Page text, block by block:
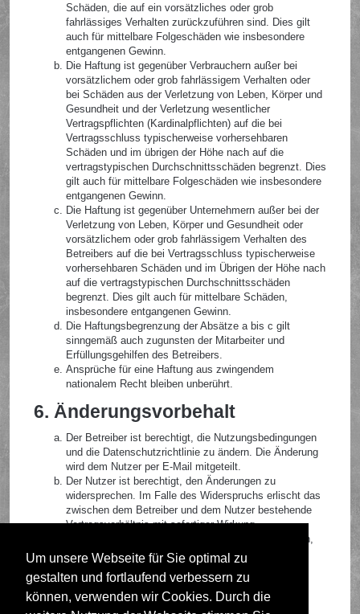
Um unsere Webseite für Sie optimal zu
gestalten und fortlaufend verbessern zu
können, verwenden wir Cookies. Durch die
Schäden, die auf ein vorsätzliches oder grob
fahrlässiges Verhalten zurückzuführen sind. Dies gilt
auch für mittelbare Folgeschäden wie insbesondere
entgangenen Gewinn.
Die Haftung ist gegenüber Verbrauchern außer bei
vorsätzlichem oder grob fahrlässigem Verhalten oder
bei Schäden aus der Verletzung von Leben, Körper und
Gesundheit und der Verletzung wesentlicher
Vertragspflichten (Kardinalpflichten) auf die bei
Vertragsschluss typischerweise vorhersehbaren
Schäden und im übrigen der Höhe nach auf die
vertragstypischen Durchschnittsschäden begrenzt. Dies
gilt auch für mittelbare Folgeschäden wie insbesondere
entgangenen Gewinn.
Die Haftung ist gegenüber Unternehmern außer bei der
Verletzung von Leben, Körper und Gesundheit oder
vorsätzlichem oder grob fahrlässigem Verhalten des
Betreibers auf die bei Vertragsschluss typischerweise
vorhersehbaren Schäden und im Übrigen der Höhe nach
auf die vertragstypischen Durchschnittsschäden
begrenzt. Dies gilt auch für mittelbare Schäden,
insbesondere entgangenen Gewinn.
Die Haftungsbegrenzung der Absätze a bis c gilt
sinngemäß auch zugunsten der Mitarbeiter und
Erfüllungsgehilfen des Betreibers.
Ansprüche für eine Haftung aus zwingendem
nationalem Recht bleiben unberührt.
6. Änderungsvorbehalt
Der Betreiber ist berechtigt, die Nutzungsbedingungen
und die Datenschutzrichtlinie zu ändern. Die Änderung
wird dem Nutzer per E-Mail mitgeteilt.
Der Nutzer ist berechtigt, den Änderungen zu
widersprechen. Im Falle des Widerspruchs erlischt das
zwischen dem Betreiber und dem Nutzer bestehende
Vertragsverhältnis mit sofortiger Wirkung.
Die Änderungen gelten als anerkannt und verbindlich,
wenn der Nutzer den Änderungen zugestimmt hat.
Informationen über den Umgang mit deinen persönlichen
Daten sind in der Datenschutzrichtlinie enthalten.